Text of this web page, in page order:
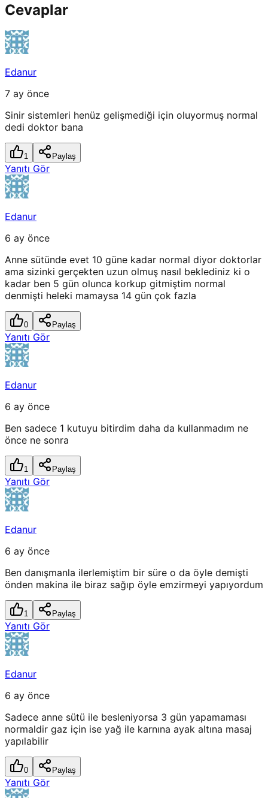
Cevaplar
Edanur
7 ay önce
Sinir sistemleri henüz gelişmediği için oluyormuş normal
dedi doktor bana
1 Paylaş
Yanıtı Gör
Edanur
6 ay önce
Anne sütünde evet 10 güne kadar normal diyor doktorlar
ama sizinki gerçekten uzun olmuş nasıl beklediniz ki o
kadar ben 5 gün olunca korkup gitmiştim normal
denmişti heleki mamaysa 14 gün çok fazla
0 Paylaş
Yanıtı Gör
Edanur
6 ay önce
Ben sadece 1 kutuyu bitirdim daha da kullanmadım ne
önce ne sonra
1 Paylaş
Yanıtı Gör
Edanur
6 ay önce
Ben danışmanla ilerlemiştim bir süre o da öyle demişti
önden makina ile biraz sağıp öyle emzirmeyi yapıyordum
1 Paylaş
Yanıtı Gör
Edanur
6 ay önce
Sadece anne sütü ile besleniyorsa 3 gün yapamaması
normaldir gaz için ise yağ ile karnına ayak altına masaj
yapılabilir
0 Paylaş
Yanıtı Gör